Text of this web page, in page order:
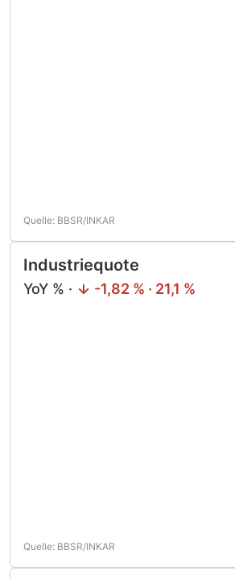
Quelle: BBSR/INKAR
Industriequote
YoY % · -1,82 % · 21,1 %
Quelle: BBSR/INKAR